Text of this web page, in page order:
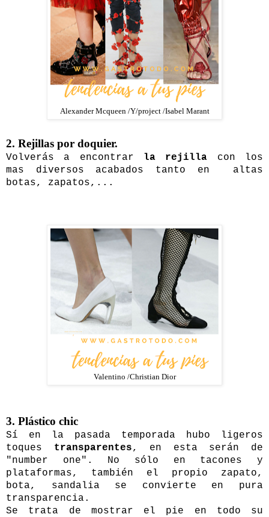
Alexander Mcqueen /Y/project /Isabel Marant
2. Rejillas por doquier.
Volverás a encontrar la rejilla con los
mas diversos acabados tanto en altas
botas, zapatos,...
Valentino /Christian Dior
3. Plástico chic
Sí en la pasada temporada hubo ligeros
toques transparentes, en esta serán de
"number one". No sólo en tacones y
plataformas, también el propio zapato,
bota, sandalia se convierte en pura
transparencia.
Se trata de mostrar el pie en todo su